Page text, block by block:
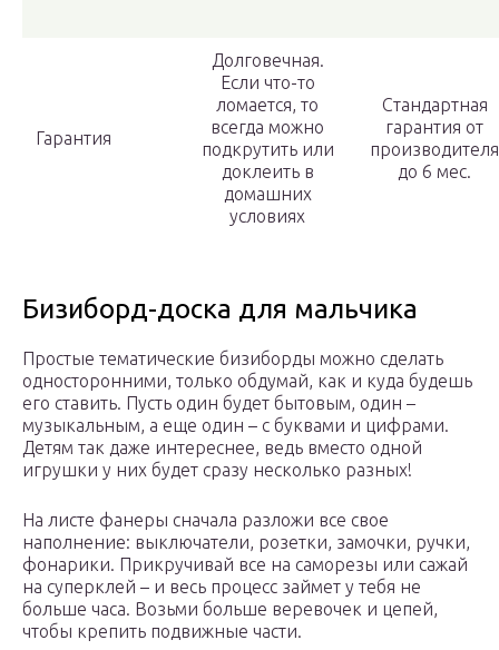
Гарантия
Долговечная.
Если что-то
ломается, то
всегда можно
подкрутить или
доклеить в
домашних
условиях
Стандартная
гарантия от
производителя
до 6 мес.
Бизиборд-доска для мальчика
Простые тематические бизиборды можно сделать
односторонними, только обдумай, как и куда будешь
его ставить. Пусть один будет бытовым, один –
музыкальным, а еще один – с буквами и цифрами.
Детям так даже интереснее, ведь вместо одной
игрушки у них будет сразу несколько разных!
На листе фанеры сначала разложи все свое
наполнение: выключатели, розетки, замочки, ручки,
фонарики. Прикручивай все на саморезы или сажай
на суперклей – и весь процесс займет у тебя не
больше часа. Возьми больше веревочек и цепей,
чтобы крепить подвижные части.